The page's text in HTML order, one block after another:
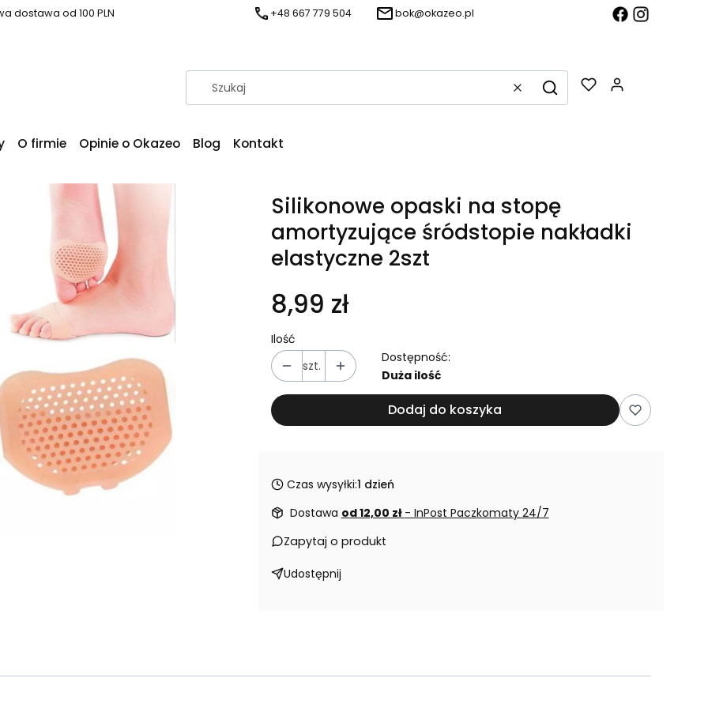
dostawa od 100 PLN +48 667 779 504 bok@okazeo.pl
WyczyśćSzukaj
O firmie Opinie o Okazeo Blog Kontakt
Silikonowe opaski na stopę
amortyzujące śródstopie nakładki
elastyczne 2szt
8,99 zł
Ilość
szt.
Dostępność:
Duża ilość
Dodaj do koszyka
Czas wysyłki:1 dzień
Dostawa od 12,00 zł - InPost Paczkomaty 24/7
Zapytaj o produkt
Udostępnij